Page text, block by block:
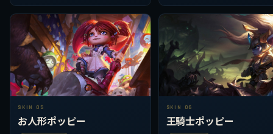
SKIN 05
お人形ポッピー
SKIN 06
王騎士ポッピー